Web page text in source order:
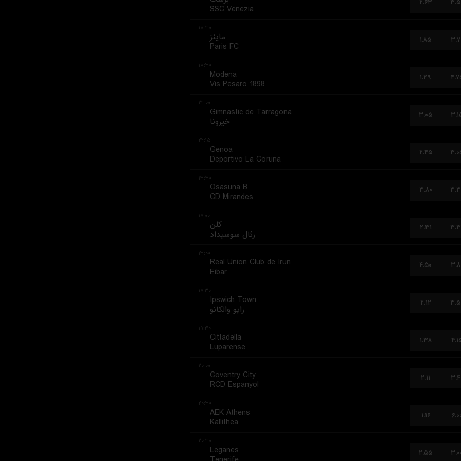
SSC Venezia
۲.۶۳
۱۸:۳۰
ماینز
Paris FC
۱.۸۵
۱۸:۳۰
Modena
Vis Pesaro 1898
۱.۲۹
۲۲:۰۰
Gimnastic de Tarragona
خیرونا
۳.۰۵
۲۲:۱۵
Genoa
Deportivo La Coruna
۲.۴۵
۱۳:۳۰
Osasuna B
CD Mirandes
۳.۸۰
۱۷:۰۰
کلن
رئال سوسیداد
۲.۳۱
۱۳:۰۰
Real Union Club de Irun
Eibar
۴.۵۰
۱۷:۳۰
Ipswich Town
رایو والکانو
۲.۱۲
۱۹:۳۰
Cittadella
Luparense
۱.۳۸
۲۰:۰۰
Coventry City
RCD Espanyol
۲.۱۱
۲۰:۳۰
AEK Athens
Kallithea
۱.۱۶
۲۰:۳۰
Leganes ۲.۵۵